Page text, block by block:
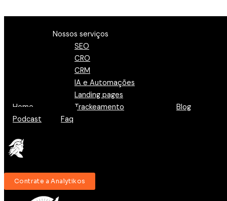
Home
Nossos serviços
SEO
CRO
CRM
IA e Automações
Landing pages
Trackeamento
Blog
Podcast
Faq
Contrate a Analytikos